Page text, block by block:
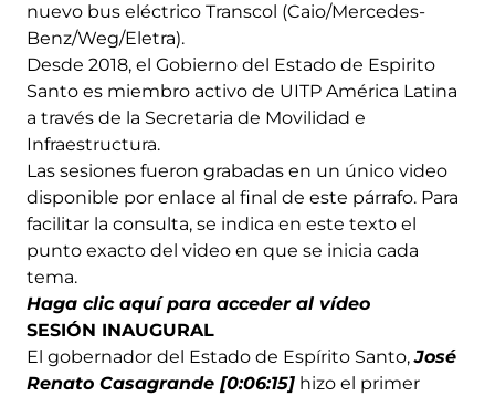
nuevo bus eléctrico Transcol (Caio/Mercedes-
Benz/Weg/Eletra).
Desde 2018, el Gobierno del Estado de Espirito
Santo es miembro activo de UITP América Latina
a través de la Secretaria de Movilidad e
Infraestructura.
Las sesiones fueron grabadas en un único video
disponible por enlace al final de este párrafo. Para
facilitar la consulta, se indica en este texto el
punto exacto del video en que se inicia cada
tema.
Haga clic aquí para acceder al vídeo
SESIÓN INAUGURAL
El gobernador del Estado de Espírito Santo,José
Renato Casagrande [0:06:15] hizo el primer